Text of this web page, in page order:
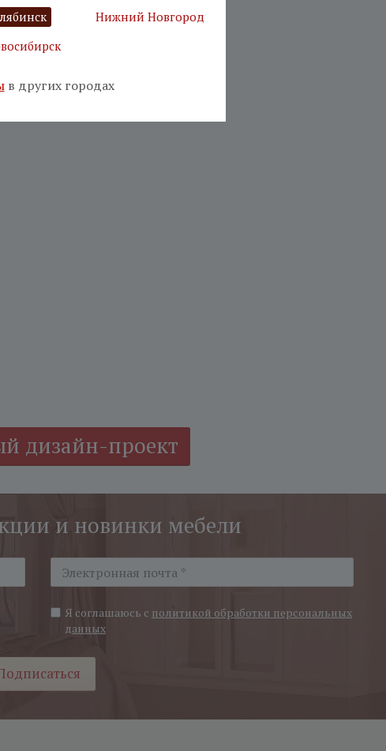
дизайн-проект
и новинки мебели
Я соглашаюсь с политикой обработки персональных
данных
Нижний Новгород
в других городах